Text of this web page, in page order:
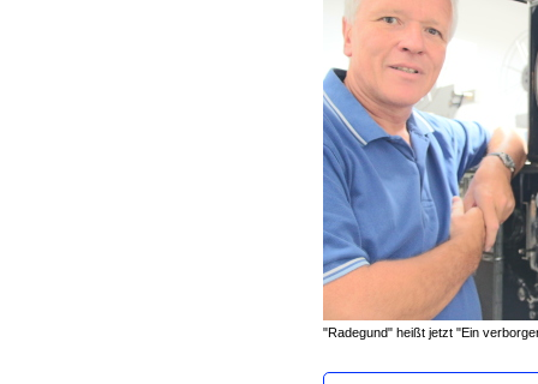
"Radegund" heißt jetzt "Ein